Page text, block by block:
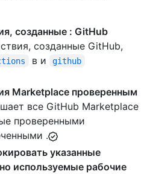
созданные : GitHub
созданные GitHub,
в и github
Marketplace проверенным
все GitHub Marketplace
проверенными
.
указанные
используемые рабочие